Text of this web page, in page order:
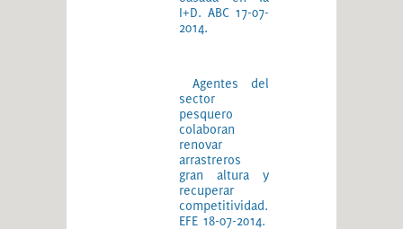
I+D. ABC 17-07-
2014.
Agentes del
sector
pesquero
colaboran
renovar
arrastreros
gran altura y
recuperar
competitividad.
EFE 18-07-2014.